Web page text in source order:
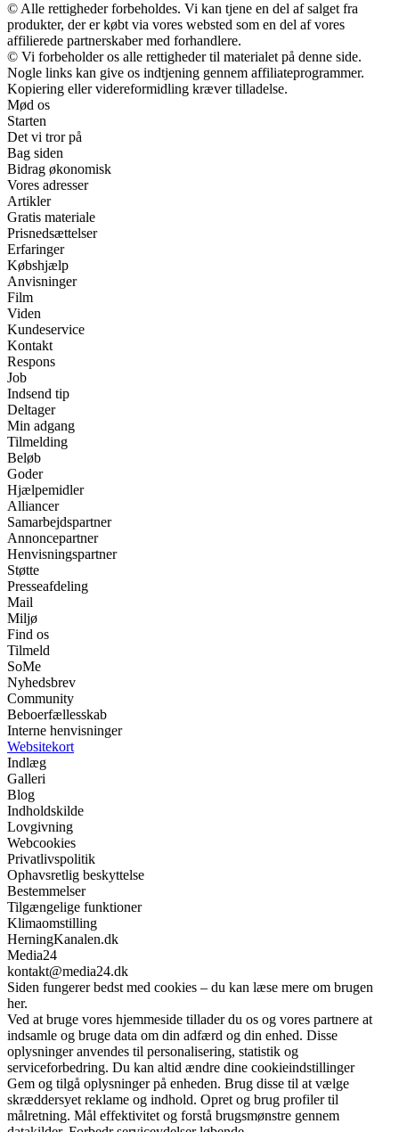
© Alle rettigheder forbeholdes. Vi kan tjene en del af salget fra
produkter, der er købt via vores websted som en del af vores
affilierede partnerskaber med forhandlere.
© Vi forbeholder os alle rettigheder til materialet på denne side.
Nogle links kan give os indtjening gennem affiliateprogrammer.
Kopiering eller videreformidling kræver tilladelse.
Mød os
Starten
Det vi tror på
Bag siden
Bidrag økonomisk
Vores adresser
Artikler
Gratis materiale
Prisnedsættelser
Erfaringer
Købshjælp
Anvisninger
Film
Viden
Kundeservice
Kontakt
Respons
Job
Indsend tip
Deltager
Min adgang
Tilmelding
Beløb
Goder
Hjælpemidler
Alliancer
Samarbejdspartner
Annoncepartner
Henvisningspartner
Støtte
Presseafdeling
Mail
Miljø
Find os
Tilmeld
SoMe
Nyhedsbrev
Community
Beboerfællesskab
Interne henvisninger
Websitekort
Indlæg
Galleri
Blog
Indholdskilde
Lovgivning
Webcookies
Privatlivspolitik
Ophavsretlig beskyttelse
Bestemmelser
Tilgængelige funktioner
Klimaomstilling
HerningKanalen.dk
Media24
kontakt@media24.dk
Siden fungerer bedst med cookies – du kan læse mere om brugen
her.
Ved at bruge vores hjemmeside tillader du os og vores partnere at
indsamle og bruge data om din adfærd og din enhed. Disse
oplysninger anvendes til personalisering, statistik og
serviceforbedring. Du kan altid ændre dine cookieindstillinger
Gem og tilgå oplysninger på enheden. Brug disse til at vælge
skræddersyet reklame og indhold. Opret og brug profiler til
målretning. Mål effektivitet og forstå brugsmønstre gennem